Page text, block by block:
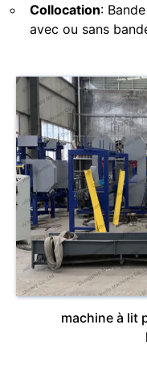
Collocation:
avec ou sans
machine à lit